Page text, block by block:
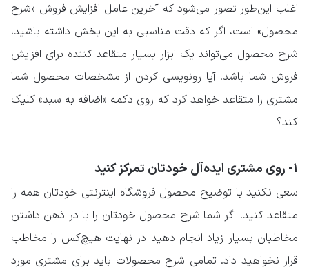
اغلب این‌طور تصور می‌شود که آخرین عامل افزایش فروش «شرح
محصول» است، اگر که دقت مناسبی به این بخش داشته باشید،
شرح محصول می‌تواند یک ابزار بسیار متقاعد کننده برای افزایش
فروش شما باشد. آیا رونویسی کردن از مشخصات محصول شما
مشتری را متقاعد خواهد کرد که روی دکمه «اضافه به سبد» کلیک
کند؟
۱- روی مشتری ایده‌آل خودتان تمرکز کنید
سعی نکنید با توضیح محصول فروشگاه اینترنتی خودتان همه را
متقاعد کنید. اگر شما شرح محصول خودتان را با در ذهن داشتن
مخاطبان بسیار زیاد انجام دهید در نهایت هیچ‌کس را مخاطب
قرار نخواهید داد. تمامی شرح محصولات باید برای مشتری مورد